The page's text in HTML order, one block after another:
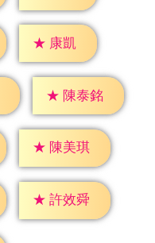
★ 康凱
★ 陳泰銘
★ 陳美琪
★ 許效舜